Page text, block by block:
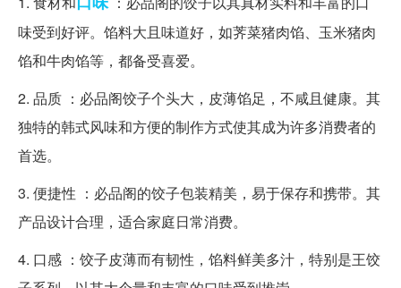
味受到好评。馅料大且味道好，如荠菜猪肉馅、玉米猪肉
馅和牛肉馅等，都备受喜爱。
2. 品质 ：必品阁饺子个头大，皮薄馅足，不咸且健康。其
独特的韩式风味和方便的制作方式使其成为许多消费者的
首选。
3. 便捷性 ：必品阁的饺子包装精美，易于保存和携带。其
产品设计合理，适合家庭日常消费。
4. 口感 ：饺子皮薄而有韧性，馅料鲜美多汁，特别是王饺